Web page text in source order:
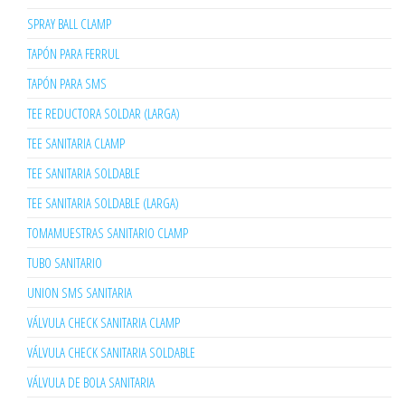
SPRAY BALL CLAMP
TAPÓN PARA FERRUL
TAPÓN PARA SMS
TEE REDUCTORA SOLDAR (LARGA)
TEE SANITARIA CLAMP
TEE SANITARIA SOLDABLE
TEE SANITARIA SOLDABLE (LARGA)
TOMAMUESTRAS SANITARIO CLAMP
TUBO SANITARIO
UNION SMS SANITARIA
VÁLVULA CHECK SANITARIA CLAMP
VÁLVULA CHECK SANITARIA SOLDABLE
VÁLVULA DE BOLA SANITARIA